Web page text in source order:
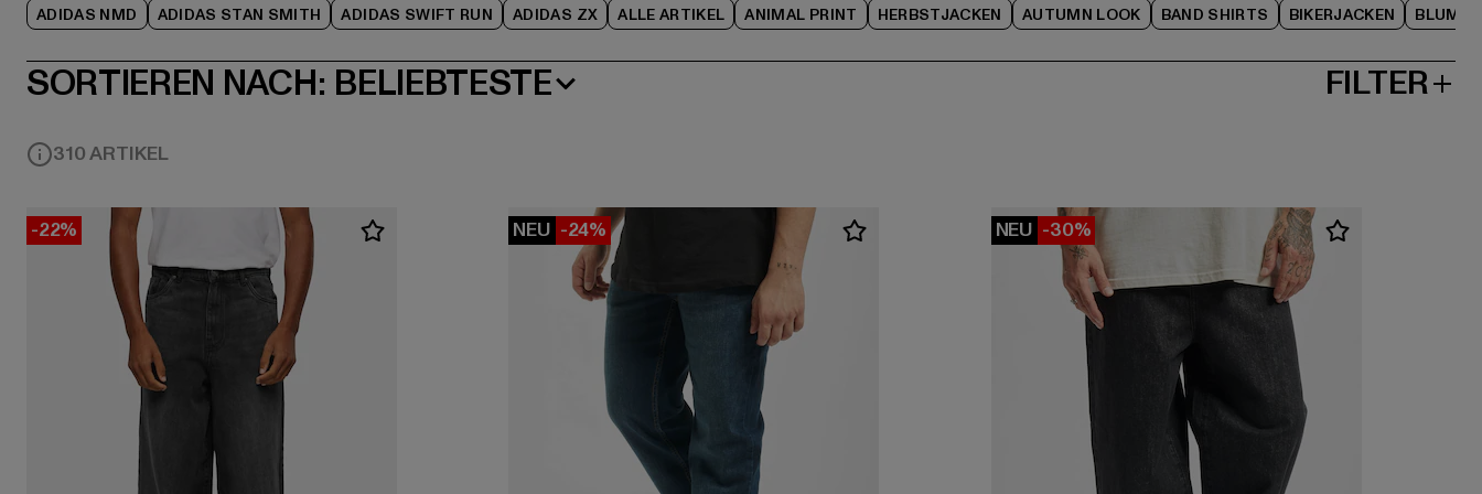
ADIDAS NMD ADIDAS STAN SMITH ADIDAS SWIFT RUN ADIDAS ZX ALLE ARTIKEL ANIMAL PRINT HERBSTJACKEN AUTUMN LOOK BAND SHIRTS BIKERJACKEN
SORTIEREN NACH: BELIEBTESTE FILTER
310 ARTIKEL
-22% NEU -24% NEU -30%